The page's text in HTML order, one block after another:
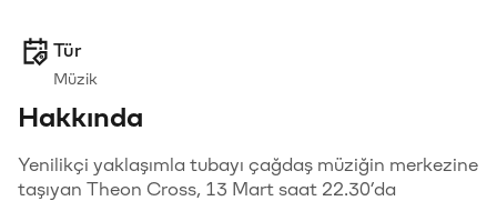
Tür
Müzik
Hakkında
Yenilikçi yaklaşımla tubayı çağdaş müziğin merkezine
taşıyan Theon Cross, 13 Mart saat 22.30’da